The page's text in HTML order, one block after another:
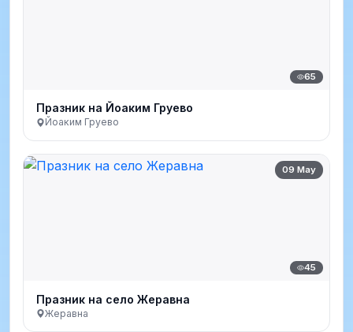
65
Празник на Йоаким Груево
Йоаким Груево
09 May
45
Празник на село Жеравна
Жеравна